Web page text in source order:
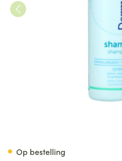
Op bestelling